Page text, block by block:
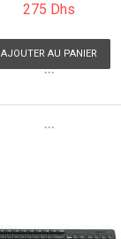
275 Dhs
AJOUTER AU PANIER
```
```